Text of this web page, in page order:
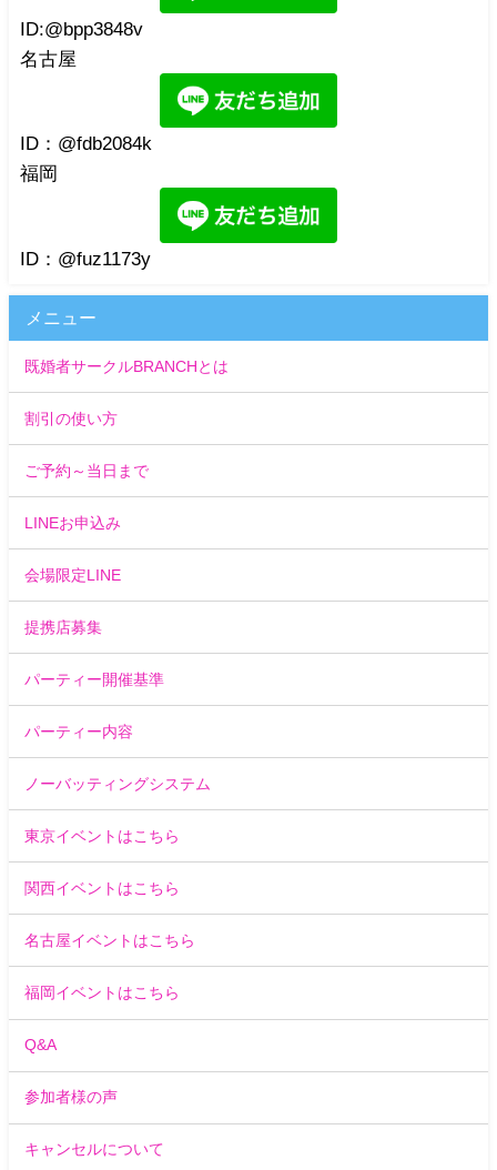
ID:@bpp3848v
名古屋
ID：@fdb2084k
福岡
ID：@fuz1173y
メニュー
既婚者サークルBRANCHとは
割引の使い方
ご予約～当日まで
LINEお申込み
会場限定LINE
提携店募集
パーティー開催基準
パーティー内容
ノーバッティングシステム
東京イベントはこちら
関西イベントはこちら
名古屋イベントはこちら
福岡イベントはこちら
Q&A
参加者様の声
キャンセルについて